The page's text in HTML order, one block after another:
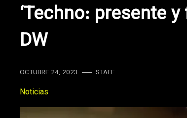
‘Techno: presente
DW
OCTUBRE 24, 2023 STAFF
Noticias